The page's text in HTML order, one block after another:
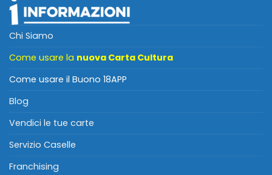
Chi Siamo
Come usare la nuova Carta Cultura
Come usare il Buono 18APP
Blog
Vendici le tue carte
Servizio Caselle
Franchising